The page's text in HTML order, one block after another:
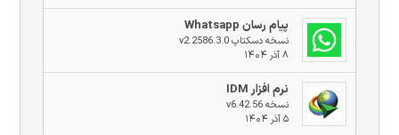
پیام رسان Whatsapp
نسخه دسکتاپ v2.2586.3.0
۸ آذر ۱۴۰۴
نرم افزار IDM
نسخه v6.42.56
۵ آذر ۱۴۰۴